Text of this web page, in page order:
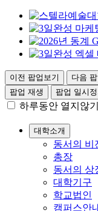
이전 팝업보기
다음
팝업 재생
팝업 일시정
하루동안 열지않기
대학소개
동서의 비
총장
동서의 상
대학기구
학교법인
캠퍼스안